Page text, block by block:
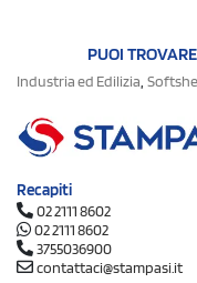
PUOI
Industria ed Edilizia,
Recapiti
02 2111 8602
02 2111 8602
3755036900
contattaci@stampasi.it